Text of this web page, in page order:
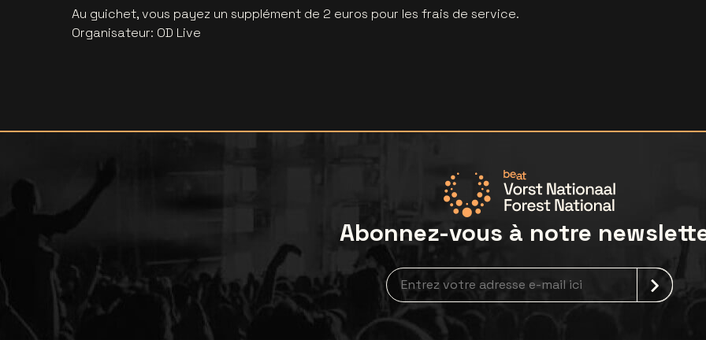
Au guichet, vous payez un supplément de 2 euros pour les frais de service.
Organisateur: OD Live
Abonnez-vous à notre
Inscription à la newsletter